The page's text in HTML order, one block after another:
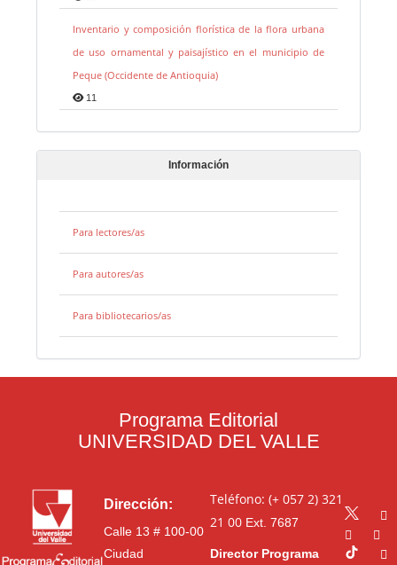
Inventario y composición florística de la flora urbana
de uso ornamental y paisajístico en el municipio de
Peque (Occidente de Antioquia)
11
Información
Para lectores/as
Para autores/as
Para bibliotecarios/as
Programa Editorial
UNIVERSIDAD DEL VALLE
Dirección:
Calle 13 # 100-00
Ciudad
Teléfono: (+ 057 2) 321
21 00Ext. 7687
Director Programa